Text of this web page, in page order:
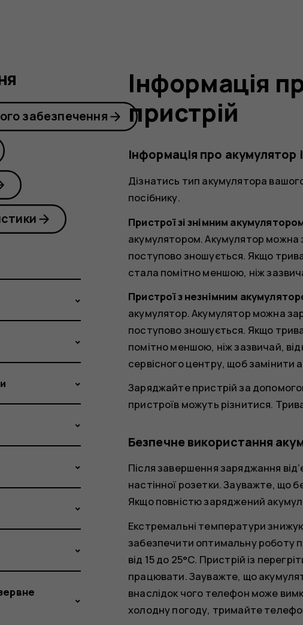
Інформація
пристрій
Інформація про акумулятор
Дізнатись тип акумулятора
посібнику.
Пристрої зі знімним
акумулятором. Акумулятор можна
поступово зношується. Якщо
стала помітно меншою, ніж
Пристрої з незнімним
акумулятор. Акумулятор можна
поступово зношується. Якщо
помітно меншою, ніж зазвичай,
сервісного центру, щоб замінити
Заряджайте пристрій за
пристроїв можуть різнитися.
Безпечне використання
Після завершення заряджання
настінної розетки. Зауважте, що
Якщо повністю заряджений
Екстремальні температури
забезпечити оптимальну роботу
від 15 до 25°C. Пристрій із
працювати. Зауважте, що
внаслідок чого телефон може
холодну погоду, тримайте
забезпечення